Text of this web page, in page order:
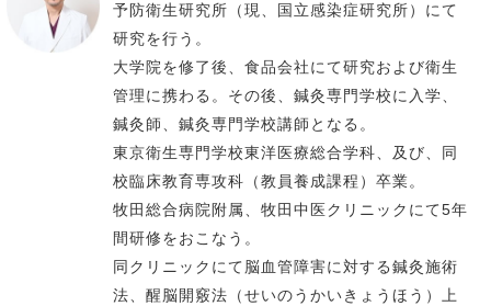
予防衛生研究所（現、国立感染症研究所）にて
研究を行う。
大学院を修了後、食品会社にて研究および衛生
管理に携わる。その後、鍼灸専門学校に入学、
鍼灸師、鍼灸専門学校講師となる。
東京衛生専門学校東洋医療総合学科、及び、同
校臨床教育専攻科（教員養成課程）卒業。
牧田総合病院附属、牧田中医クリニックにて5年
間研修をおこなう。
同クリニックにて脳血管障害に対する鍼灸施術
法、醒脳開竅法（せいのうかいきょうほう）上